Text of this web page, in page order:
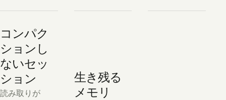
コンパク
ションし
ないセッ
ション
読み取りが
生き残る
メモリ